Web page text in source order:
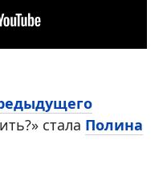
стала Полина